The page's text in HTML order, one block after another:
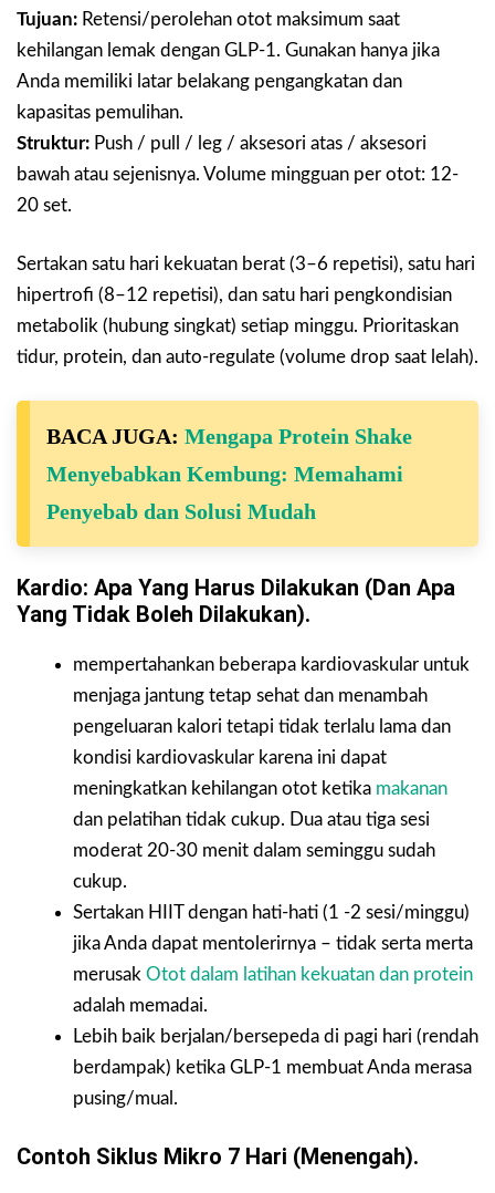
Tujuan: Retensi/perolehan otot maksimum saat
kehilangan lemak dengan GLP-1. Gunakan hanya jika
Anda memiliki latar belakang pengangkatan dan
kapasitas pemulihan.
Struktur: Push / pull / leg / aksesori atas / aksesori
bawah atau sejenisnya. Volume mingguan per otot: 12-
20 set.
Sertakan satu hari kekuatan berat (3–6 repetisi), satu hari
hipertrofi (8–12 repetisi), dan satu hari pengkondisian
metabolik (hubung singkat) setiap minggu. Prioritaskan
tidur, protein, dan auto-regulate (volume drop saat lelah).
BACA JUGA: Mengapa Protein Shake
Menyebabkan Kembung: Memahami
Penyebab dan Solusi Mudah
Kardio: Apa Yang Harus Dilakukan (dan Apa
Yang Tidak Boleh Dilakukan).
mempertahankan beberapa kardiovaskular untuk
menjaga jantung tetap sehat dan menambah
pengeluaran kalori tetapi tidak terlalu lama dan
kondisi kardiovaskular karena ini dapat
meningkatkan kehilangan otot ketika makanan
dan pelatihan tidak cukup. Dua atau tiga sesi
moderat 20-30 menit dalam seminggu sudah
cukup.
Sertakan HIIT dengan hati-hati (1 -2 sesi/minggu)
jika Anda dapat mentolerirnya – tidak serta merta
merusak Otot dalam latihan kekuatan dan protein
adalah memadai.
Lebih baik berjalan/bersepeda di pagi hari (rendah
berdampak) ketika GLP-1 membuat Anda merasa
pusing/mual.
Contoh Siklus Mikro 7 Hari (menengah).